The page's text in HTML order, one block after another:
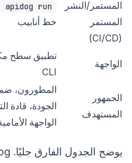
المستمر/النشر
المستمر
(CI/CD)
apidog run
خط أنابيب
الواجهة
تطبيق سطح
CLI
الجمهور
المستهدف
المطورون،
الجودة، قادة
الواجهة